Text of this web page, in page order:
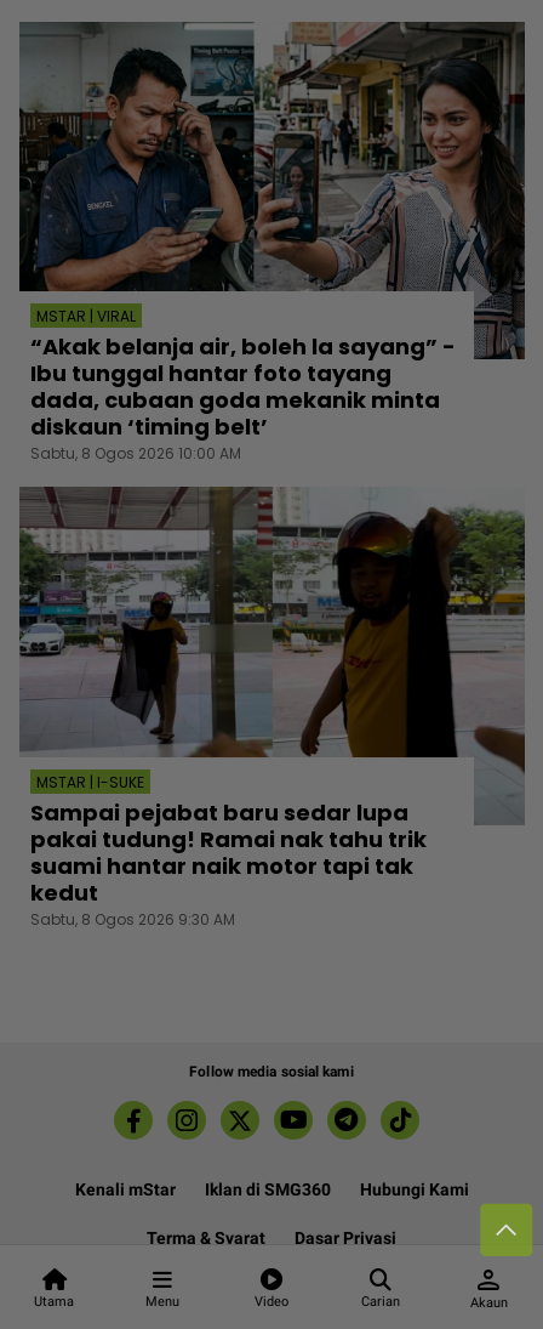
Utama Menu Video Carian
person
Akaun
MSTAR | VIRAL
“Akak belanja air, boleh la sayang” -
Ibu tunggal hantar foto tayang
dada, cubaan goda mekanik minta
diskaun ‘timing belt’
Sabtu, 8 Ogos 2026 10:00 AM
MSTAR | I-SUKE
Sampai pejabat baru sedar lupa
pakai tudung! Ramai nak tahu trik
suami hantar naik motor tapi tak
kedut
Sabtu, 8 Ogos 2026 9:30 AM
Follow media sosial kami
Kenali mStar Iklan di SMG360 Hubungi Kami
Terma & Syarat Dasar Privasi